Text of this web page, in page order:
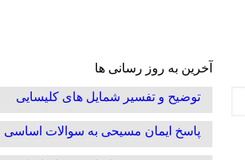
آخرین به روز رسانی ها
توضیح و تفسیر شمایل های کلیسایی
پاسخ ایمان مسیحی به سوالات اساسی